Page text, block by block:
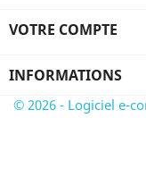
VOTRE COMPTE
INFORMATIONS
© 2026 - Logiciel e-